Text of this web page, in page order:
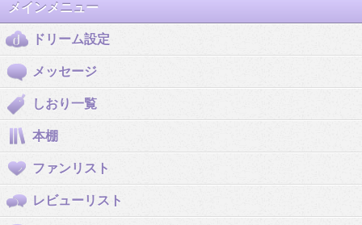
メインメニュー
ドリーム設定
メッセージ
しおり一覧
本棚
ファンリスト
レビューリスト